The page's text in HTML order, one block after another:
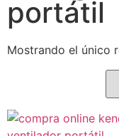
portátil
Mostrando el único